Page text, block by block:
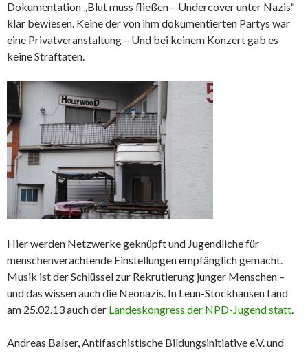
Dokumentation „Blut muss fließen – Undercover unter Nazis“
klar bewiesen. Keine der von ihm dokumentierten Partys war
eine Privatveranstaltung – Und bei keinem Konzert gab es
keine Straftaten.
Hier werden Netzwerke geknüpft und Jugendliche für
menschenverachtende Einstellungen empfänglich gemacht.
Musik ist der Schlüssel zur Rekrutierung junger Menschen –
und das wissen auch die Neonazis. In Leun-Stockhausen fand
am 25.02.13 auch der Landeskongress der NPD-Jugend statt.
Andreas Balser, Antifaschistische Bildungsinitiative e.V. und